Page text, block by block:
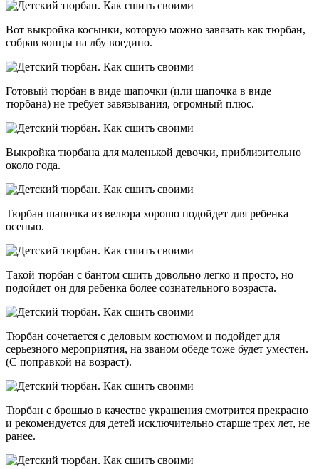
Вот выкройка косынки, которую можно завязать как тюрбан,
собрав концы на лбу воедино.
Готовый тюрбан в виде шапочки (или шапочка в виде
тюрбана) не требует завязывания, огромный плюс.
Выкройка тюрбана для маленькой девочки, приблизительно
около года.
Тюрбан шапочка из велюра хорошо подойдет для ребенка
осенью.
Такой тюрбан с бантом сшить довольно легко и просто, но
подойдет он для ребенка более сознательного возраста.
Тюрбан сочетается с деловым костюмом и подойдет для
серьезного мероприятия, на званом обеде тоже будет уместен.
(С поправкой на возраст).
Тюрбан с брошью в качестве украшения смотрится прекрасно
и рекомендуется для детей исключительно старше трех лет, не
ранее.